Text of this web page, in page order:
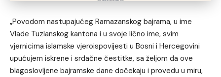
„Povodom nastupajućeg Ramazanskog bajrama, u ime
Vlade Tuzlanskog kantona i u svoje lično ime, svim
vjernicima islamske vjeroispovijesti u Bosni i Hercegovini
upućujem iskrene i srdačne čestitke, sa željom da ove
blagoslovljene bajramske dane dočekaju i provedu u miru,